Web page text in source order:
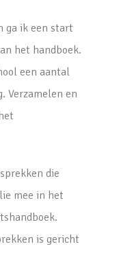
ga ik een start
het handboek.
een aantal
Verzamelen en
die
mee in het
is gericht